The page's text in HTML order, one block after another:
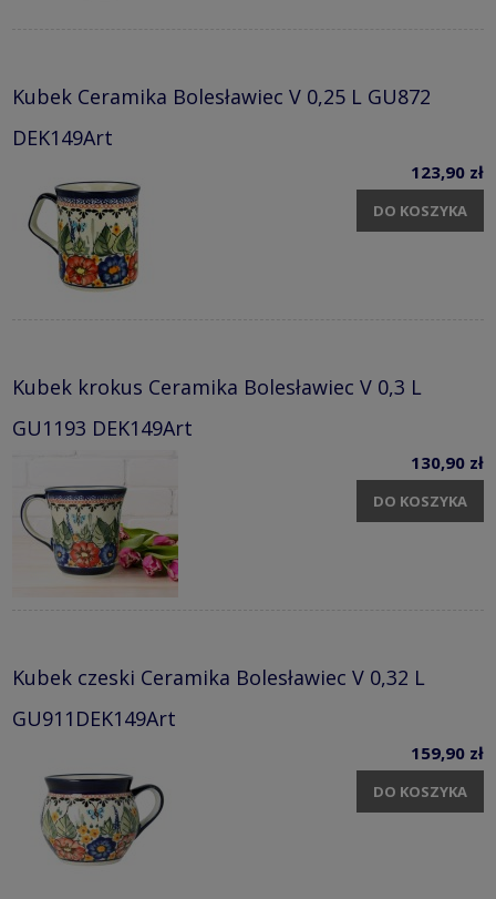
Kubek Ceramika Bolesławiec V 0,25 L GU872
DEK149Art
123,90 zł
DO KOSZYKA
Kubek krokus Ceramika Bolesławiec V 0,3 L
GU1193 DEK149Art
130,90 zł
DO KOSZYKA
Kubek czeski Ceramika Bolesławiec V 0,32 L
GU911DEK149Art
159,90 zł
DO KOSZYKA